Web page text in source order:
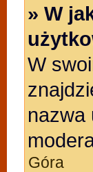
» W
W
nazwa
Góra